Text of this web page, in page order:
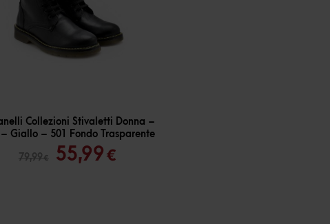
Collezioni Stivaletti Donna –
– Giallo – 501 Fondo Trasparente
79,99€
Il
55,99€Il